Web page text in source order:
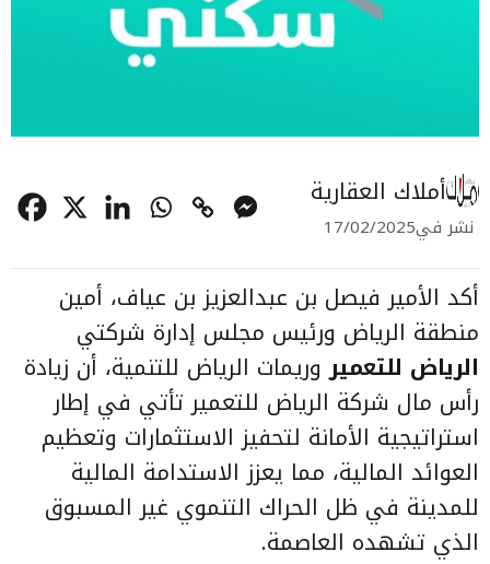
أملاك العقارية
نشر في17/02/2025
أكد الأمير فيصل بن عبدالعزيز بن عياف، أمين
منطقة الرياض ورئيس مجلس إدارة شركتي
الرياض للتعمير وريمات الرياض للتنمية، أن زيادة
رأس مال شركة الرياض للتعمير تأتي في إطار
استراتيجية الأمانة لتحفيز الاستثمارات وتعظيم
العوائد المالية، مما يعزز الاستدامة المالية
للمدينة في ظل الحراك التنموي غير المسبوق
الذي تشهده العاصمة.